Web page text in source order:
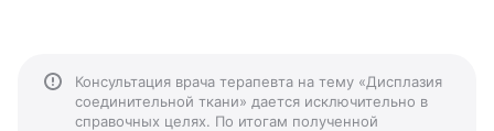
Консультация врача терапевта на тему «Дисплазия
соединительной ткани» дается исключительно в
справочных целях. По итогам полученной